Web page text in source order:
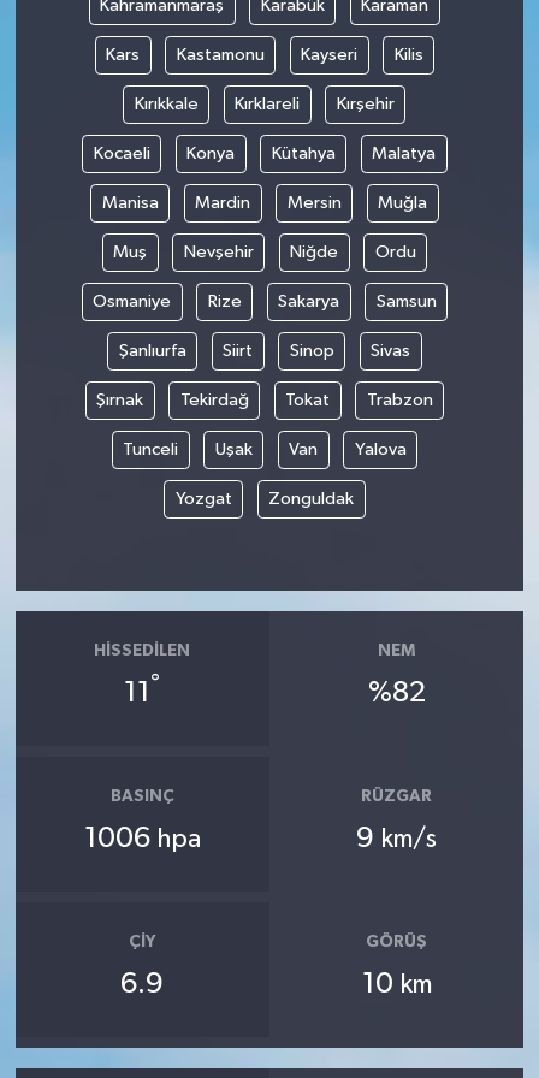
Kahramanmaraş Karabük Karaman
Kars Kastamonu Kayseri Kilis
Kırıkkale Kırklareli Kırşehir
Kocaeli Konya Kütahya Malatya
Manisa Mardin Mersin Muğla
Muş Nevşehir Niğde Ordu
Osmaniye Rize Sakarya Samsun
Şanlıurfa Siirt Sinop Sivas
Şırnak Tekirdağ Tokat Trabzon
Tunceli Uşak Van Yalova
Yozgat Zonguldak
HISSEDILEN
11 °
NEM
%82
BASINÇ
1006 hpa
RÜZGAR
9 km/s
ÇIY
6.9
GÖRÜŞ
10 km